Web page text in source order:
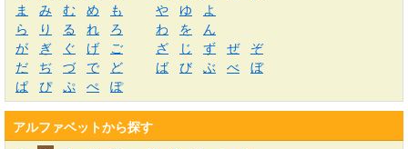
ま
み む め も や ゆ
よ
ら
り る れ ろ わ を
ん
が
ぎ ぐ げ ご ざ じ ず ぜ
ぞ
だ
ぢ づ で ど ば び ぶ べ
ぼ
ぱ
ぴ ぷ ぺ ぽ
アルファベットから探す